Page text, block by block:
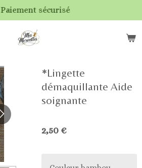
Paiement sécurisé
*Lingette
démaquillante Aide
soignante
2,50 €